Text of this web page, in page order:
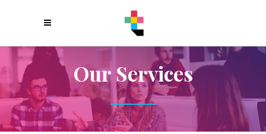
Our Services